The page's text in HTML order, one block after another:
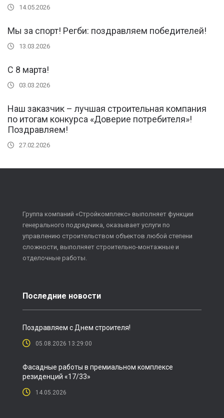
14.05.2026
Мы за спорт! Регби: поздравляем победителей!
13.03.2026
С 8 марта!
03.03.2026
Наш заказчик – лучшая строительная компания
по итогам конкурса «Доверие потребителя»!
Поздравляем!
27.02.2026
Группа компаний «Стройкомплекс» выполняет функции
генерального подрядчика, оказывает услуги по
управлению строительством объектов любой степени
сложности, выполняет строительно-монтажные и
отделочные работы.
Последние новости
Поздравляем с Днем строителя!
05.08.2026 13:29:00
Фасадные работы в премиальном комплексе
резиденций «17/33»
14.05.2026